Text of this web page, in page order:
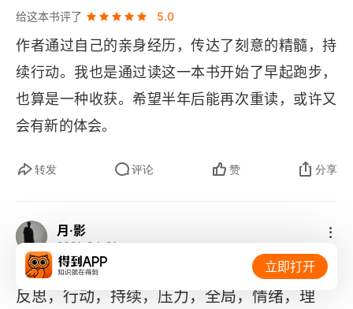
给这本书评了
5.0
作者通过自己的亲身经历，传达了刻意的精髓，持
续行动。我也是通过读这一本书开始了早起跑步，
也算是一种收获。希望半年后能再次重读，或许又
会有新的体会。
转发 评论 赞 分享
月·影
2021-04-21
给这本书评了
反思，行动，持续，压力，全局，情绪，理
立即打开